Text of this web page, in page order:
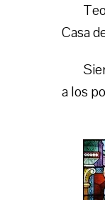
Casa
a los